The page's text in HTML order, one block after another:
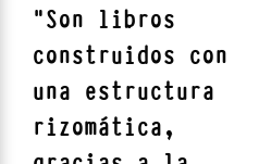
"Son libros
construidos con
una estructura
rizomática,